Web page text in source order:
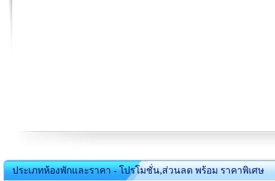
ประเภทห้องพักและราคา - โปรโมชั่น,ส่วนลด พร้อม ราคาพิเศษ